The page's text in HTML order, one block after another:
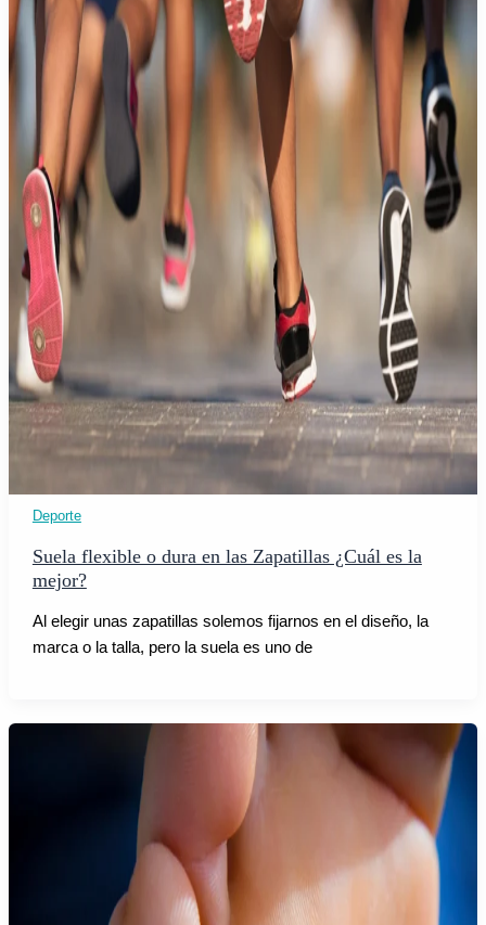
Deporte
Suela flexible o dura en las Zapatillas ¿Cuál es la
mejor?
Al elegir unas zapatillas solemos fijarnos en el diseño, la
marca o la talla, pero la suela es uno de